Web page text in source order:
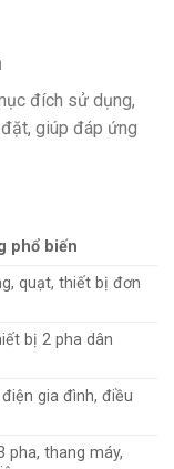
đích sử dụng,
giúp đáp ứng
phổ biến
quạt, thiết bị đơn
bị 2 pha dân
gia đình, điều
pha, thang máy,